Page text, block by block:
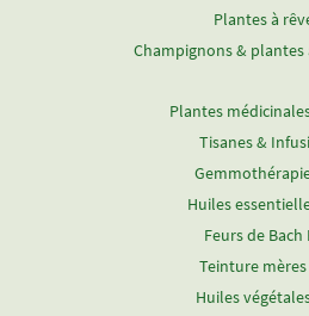
Plantes à
Champignons &
Plantes
Tisanes &
Huiles
Feurs de Bach
Teinture mères
Huiles